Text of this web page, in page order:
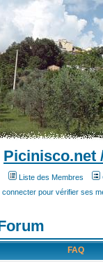
Picinisco.net
Liste des Membres
connecter pour vérifier ses
FAQ